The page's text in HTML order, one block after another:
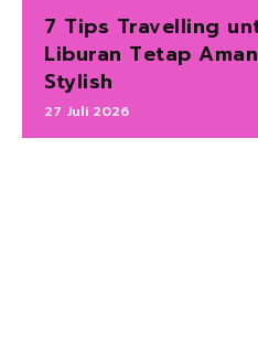
7 Tips Travelling
Liburan Tetap
Stylish
27 Juli 2026